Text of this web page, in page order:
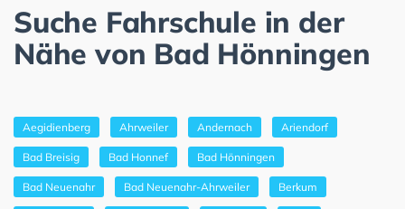
Suche Fahrschule in der
Nähe von Bad Hönningen
Aegidienberg Ahrweiler Andernach Ariendorf
Bad Breisig Bad Honnef Bad Hönningen
Bad Neuenahr Bad Neuenahr-Ahrweiler Berkum